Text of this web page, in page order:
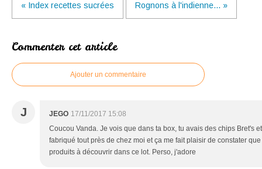
« Index recettes sucrées Rognons à l'indienne... »
Commenter cet article
Ajouter un commentaire
J JEGO 17/11/2017 15:08
Coucou Vanda. Je vois que dans ta box, tu avais des chips Bret's
fabriqué tout près de chez moi et ça me fait plaisir de constater
produits à découvrir dans ce lot. Perso, j'adore